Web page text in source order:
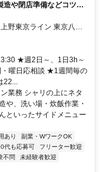
造や閉店準備などコツコ
野東京ライン 東京八重
南口徒歩約2分、ＪＲ
★週2日～、1日3h～
曜日応相談 ★1週間毎の
22...
業務 シャリの上にネタ
や、洗い場・炊飯作業・
といったサイドメニュー
あり
副業・WワークOK
代も応募可
フリーター歓迎
不問
未経験者歓迎